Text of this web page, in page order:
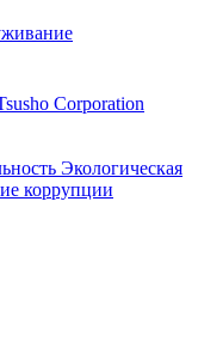
Corporation
Экологическая
коррупции